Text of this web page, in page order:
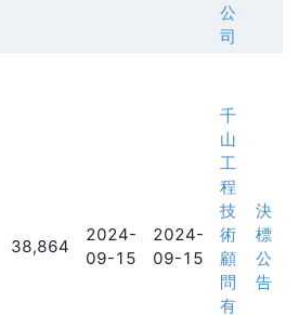
公
司
38,864
2024-
09-15
2024-
09-15
千
山
工
程
技
術
顧
問
有
決
標
公
告